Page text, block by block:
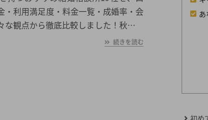
・利用満足度・料金一覧・成婚率・会
な観点から徹底比較しました！秋葉原
は、男性が31.6歳、女性が29.7歳と男
続きを読む
あ